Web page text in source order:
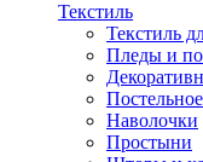
Текстиль
Текстиль
Пледы и
Наволочки
Простыни